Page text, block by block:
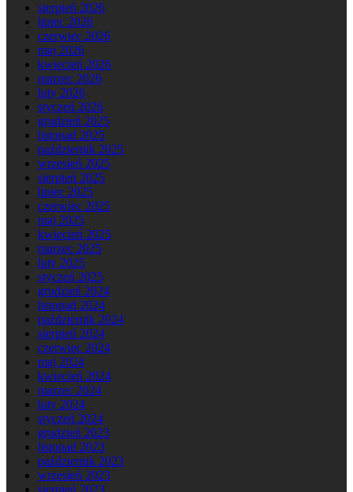
sierpień 2026
lipiec 2026
czerwiec 2026
maj 2026
kwiecień 2026
marzec 2026
luty 2026
styczeń 2026
grudzień 2025
listopad 2025
październik 2025
wrzesień 2025
sierpień 2025
lipiec 2025
czerwiec 2025
maj 2025
kwiecień 2025
marzec 2025
luty 2025
styczeń 2025
grudzień 2024
listopad 2024
październik 2024
sierpień 2024
czerwiec 2024
maj 2024
kwiecień 2024
marzec 2024
luty 2024
styczeń 2024
grudzień 2023
listopad 2023
październik 2023
wrzesień 2023